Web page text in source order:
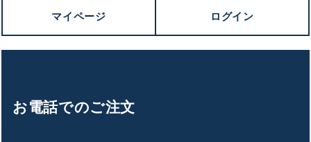
マイページ ログイン
お電話でのご注文